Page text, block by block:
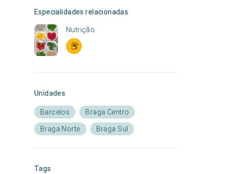
Especialidades relacionadas
Nutrição
Unidades
Barcelos
Braga Centro
Braga Norte
Braga Sul
Tags